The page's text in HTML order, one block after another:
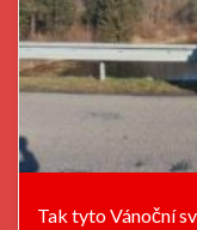
Tak tyto Vánoční